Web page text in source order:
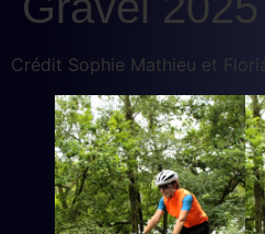
Crédit Sophie Mathieu et